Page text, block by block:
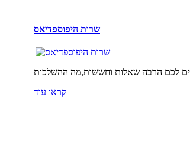
שרות היפוספדיאס
קראו עוד